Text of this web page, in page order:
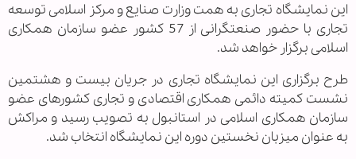
اين نمايشگاه تجاری به همت وزارت صنايع و مركز اسلامی توسعه
تجاری با حضور صنعتگرانی از 57 كشور عضو سازمان همكاری
اسلامی برگزار خواهد شد.
طرح برگزاری اين نمايشگاه تجاری در جريان بيست و هشتمين
نشست كميته دائمی همكاری اقتصادی و تجاری كشورهای عضو
سازمان همكاری اسلامی در استانبول به تصويب رسيد و مراكش
به عنوان ميزبان نخستين دوره اين نمايشگاه انتخاب شد.